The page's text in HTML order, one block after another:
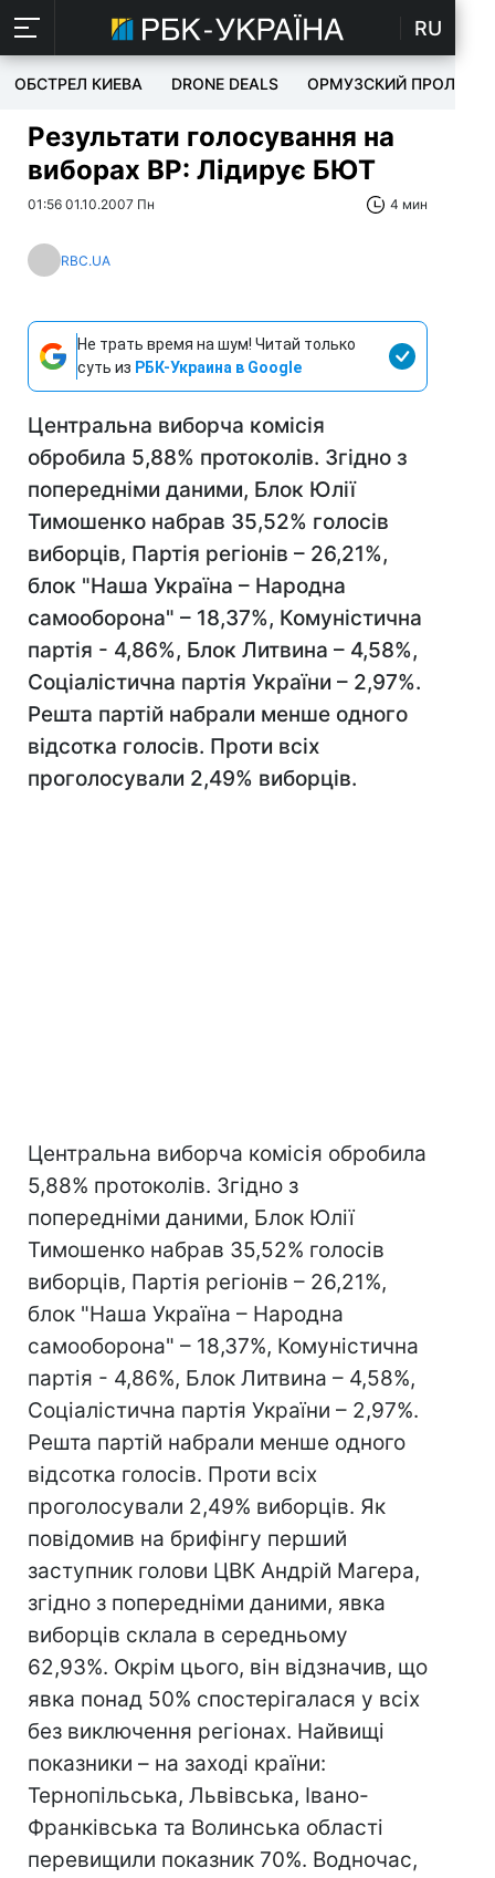
RU
ОБСТРЕЛ КИЕВА DRONE DEALS ОРМУЗСКИЙ ПРОЛИВ
Результати голосування на
виборах ВР: Лідирує БЮТ
01:56 01.10.2007 Пн 4 мин
RBC.UA
Не трать время на шум! Читай только
суть из РБК-Украина в Google
Центральна виборча комісія
обробила 5,88% протоколів. Згідно з
попередніми даними, Блок Юлії
Тимошенко набрав 35,52% голосів
виборців, Партія регіонів – 26,21%,
блок "Наша Україна – Народна
самооборона" – 18,37%, Комуністична
партія - 4,86%, Блок Литвина – 4,58%,
Соціалістична партія України – 2,97%.
Решта партій набрали менше одного
відсотка голосів. Проти всіх
проголосували 2,49% виборців.
Центральна виборча комісія обробила
5,88% протоколів. Згідно з
попередніми даними, Блок Юлії
Тимошенко набрав 35,52% голосів
виборців, Партія регіонів – 26,21%,
блок "Наша Україна – Народна
самооборона" – 18,37%, Комуністична
партія - 4,86%, Блок Литвина – 4,58%,
Соціалістична партія України – 2,97%.
Решта партій набрали менше одного
відсотка голосів. Проти всіх
проголосували 2,49% виборців. Як
повідомив на брифінгу перший
заступник голови ЦВК Андрій Магера,
згідно з попередніми даними, явка
виборців склала в середньому
62,93%. Окрім цього, він відзначив, що
явка понад 50% спостерігалася у всіх
без виключення регіонах. Найвищі
показники – на заході країни:
Тернопільська, Львівська, Івано-
Франківська та Волинська області
перевищили показник 70%. Водночас,